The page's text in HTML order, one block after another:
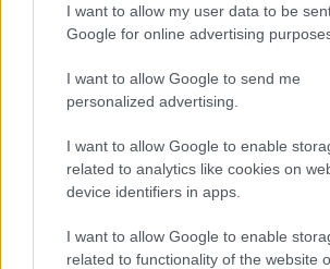
I want to allow my user data to be
Google for online advertising
I want to allow Google to send me
personalized advertising.
I want to allow Google to enable
related to analytics like cookies on
device identifiers in apps.
I want to allow Google to enable
related to functionality of the website
14
13
10
7
8
6
2
4
2
14
13
10
7
6
2